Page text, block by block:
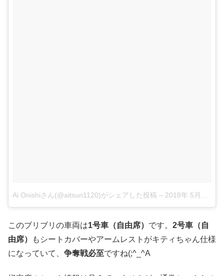
Ai Onishiさん(@aitsun1120)がシェアした投稿 – 2018年 5月月18日午後9時23分PDT
このブリブリの車両は1号車（自由席） です。 2号車（自
由席）
もシートカバーやアームレストがキティちゃん仕様
になっていて、 争奪戦必至ですね(;^_^A